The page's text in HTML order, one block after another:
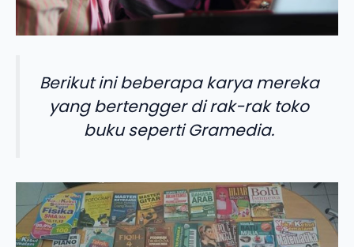
Berikut ini beberapa karya mereka
yang bertengger di rak-rak toko
buku seperti Gramedia.